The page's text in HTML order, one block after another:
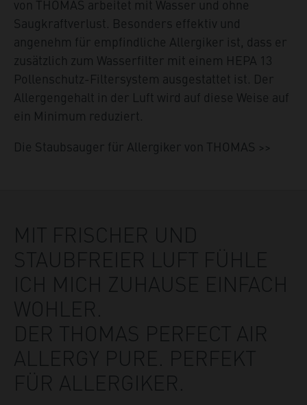
von THOMAS arbeitet mit Wasser und ohne
Saugkraftverlust. Besonders effektiv und
angenehm für empfindliche Allergiker ist, dass er
zusätzlich zum Wasserfilter mit einem HEPA 13
Pollenschutz-Filtersystem ausgestattet ist. Der
Allergengehalt in der Luft wird auf diese Weise auf
ein Minimum reduziert.
Die Staubsauger für Allergiker von THOMAS >>
MIT FRISCHER UND
STAUBFREIER LUFT FÜHLE
ICH MICH ZUHAUSE EINFACH
WOHLER.
DER THOMAS PERFECT AIR
ALLERGY PURE. PERFEKT
FÜR ALLERGIKER.